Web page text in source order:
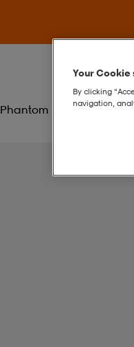
Phantom 3+ Ankle
Your Cookie
By clicking
navigation,